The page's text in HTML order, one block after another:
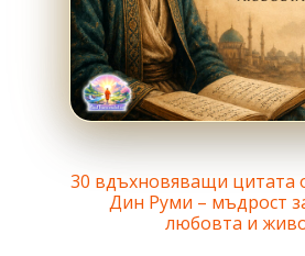
30 вдъхновяващи цитата
Дин Руми – мъдрост
любовта и